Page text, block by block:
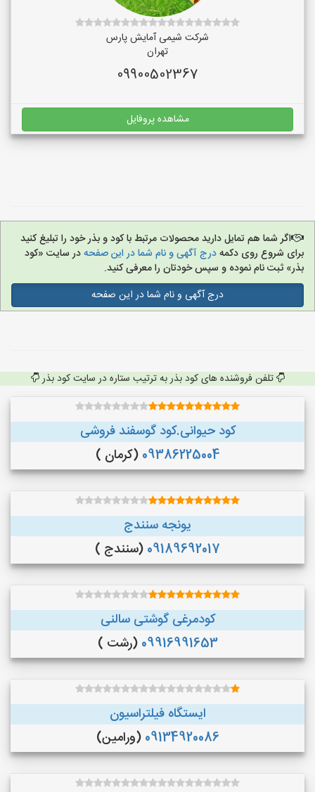
شرکت شیمی آمایش پارس
تهران
09900502367
مشاهده پروفایل
اگر شما هم تمایل دارید محصولات مرتبط با کود و بذر خود را تبلیغ کنید
برای شروع روی دکمهدرج آگهی و نام شما در این صفحهدر سایت «کود
بذر» ثبت نام نموده و سپس خودتان را معرفی کنید.
درج آگهی و نام شما در این صفحه
تلفن فروشنده های کود بذر به ترتیب ستاره در سایت کود بذر
کود حیوانی.کود گوسفند فروشی
09386225004 (کرمان )
یونجه سنندج
09189692017 (سنندج )
کودمرغی گوشتی سالنی
09916991653 (رشت )
ایستگاه فیلتراسیون
09134920086 (ورامین)